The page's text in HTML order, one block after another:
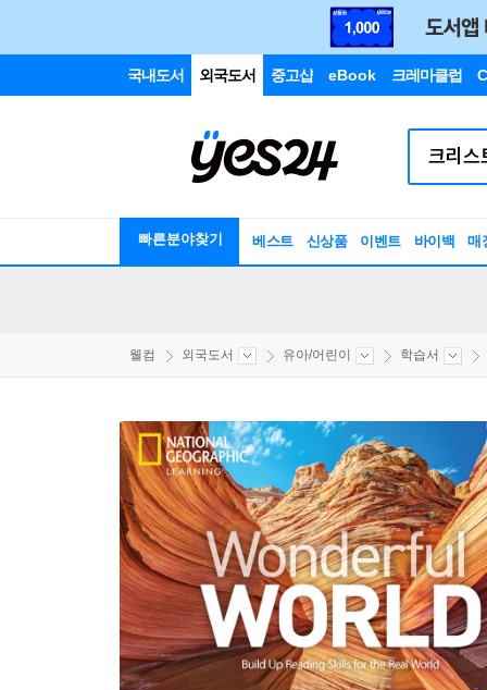
국내도서 외국도서 중고샵 eBook 크레마클럽
빠른분야찾기 베스트 신상품 이벤트 바이백 매
웰컴 외국도서 유아/어린이 학습서